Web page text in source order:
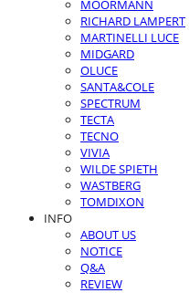
MOORMANN
RICHARD LAMPERT
MARTINELLI LUCE
MIDGARD
OLUCE
SANTA&COLE
SPECTRUM
TECTA
TECNO
VIVIA
WILDE SPIETH
WASTBERG
TOMDIXON
INFO
ABOUT US
NOTICE
Q&A
REVIEW